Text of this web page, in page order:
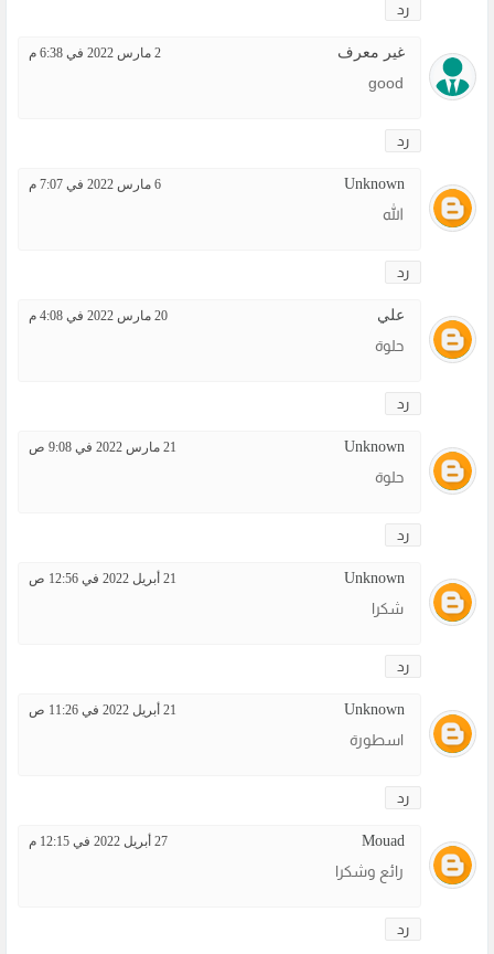
رد
غير معرف 2 مارس 2022 في 6:38 م
good
رد
Unknown 6 مارس 2022 في 7:07 م
الله
رد
علي 20 مارس 2022 في 4:08 م
حلوة
رد
Unknown 21 مارس 2022 في 9:08 ص
حلوة
رد
Unknown 21 أبريل 2022 في 12:56 ص
شكرا
رد
Unknown 21 أبريل 2022 في 11:26 ص
اسطورة
رد
Mouad 27 أبريل 2022 في 12:15 م
رائع وشكرا
رد